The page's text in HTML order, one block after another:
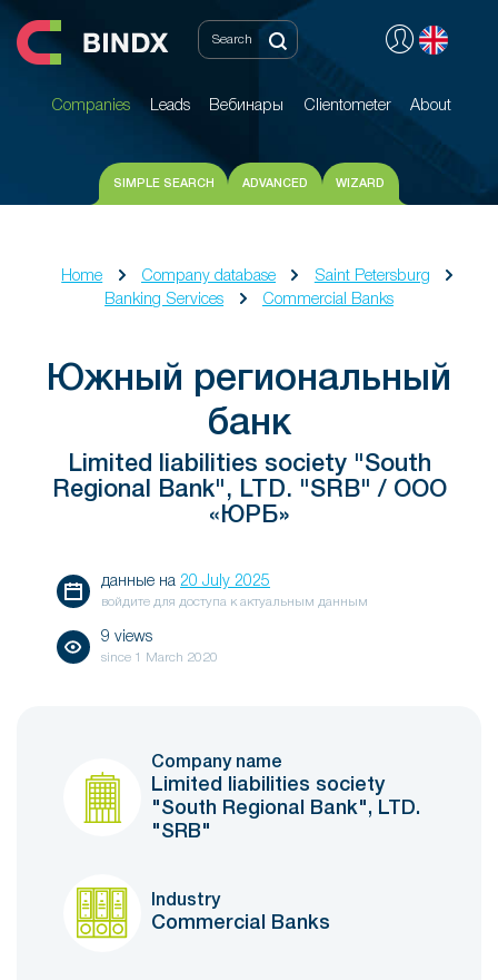
Companies Leads Вебинары Clientometer About
Companies Leads Вебинары Clientometer About
SIMPLE SEARCH ADVANCED WIZARD
Home Company database
Saint Petersburg
Banking Services
Commercial Banks
Южный региональный
банк
Limited liabilities society "South
Regional Bank", LTD. "SRB" / ООО
«ЮРБ»
данные на 20 July 2025
войдите для доступа к актуальным данным
9 views
since 1 March 2020
Company name
Limited liabilities society
"South Regional Bank", LTD.
"SRB"
Industry
Commercial Banks